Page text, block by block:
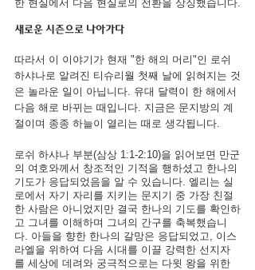
한 현실에서 다음 현실로의 전환을 상징했습니다.
새로운 시즌으로 나아가다
따라서 이 이야기가 현재 "한 해의 머리"인 로쉬
하샤나로 알려진 티슈리월 첫째 날에 읽혀지는 것
은 놀라운 일이 아닙니다. 유대 달력이 한 해에서
다음 해로 바뀌는 때입니다. 지금은 문지방의 계
절이며 종종 하늘이 열리는 때로 생각됩니다.
로쉬 하샤나 부분(삼상 1:1-2:10)을 읽어보면 만군
의 여호와께서 창조적인 기적을 행하셨고 한나의
기도가 응답되었음을 알 수 있습니다. 엘리는 실
로에서 자기 자리를 지키는 문지기 중 가장 친절
한 사람은 아니었지만 결국 한나의 기도를 확인하
고 그녀를 이해하며 그녀의 간구를 축복했습니
다. 아들을 향한 한나의 갈망은 응답되었고, 이스
라엘을 위하여 다음 시대를 이끌 강력한 선지자
를 세상에 데려와 궁극적으로는 다윗 왕을 위한